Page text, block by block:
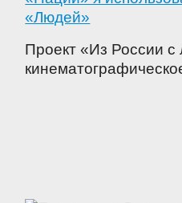
«Людей»
Проект «Из России